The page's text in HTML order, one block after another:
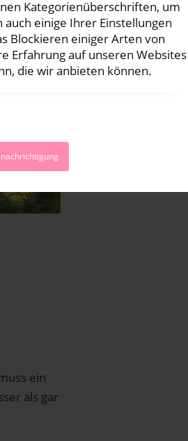
Kategorienüberschriften, um
einige Ihrer Einstellungen
Blockieren einiger Arten von
Erfahrung auf unseren Websites
die wir anbieten können.
meist
SMART
ein
als gar